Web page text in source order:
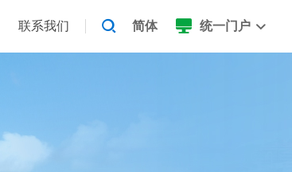
简体 统一门户
联系我们